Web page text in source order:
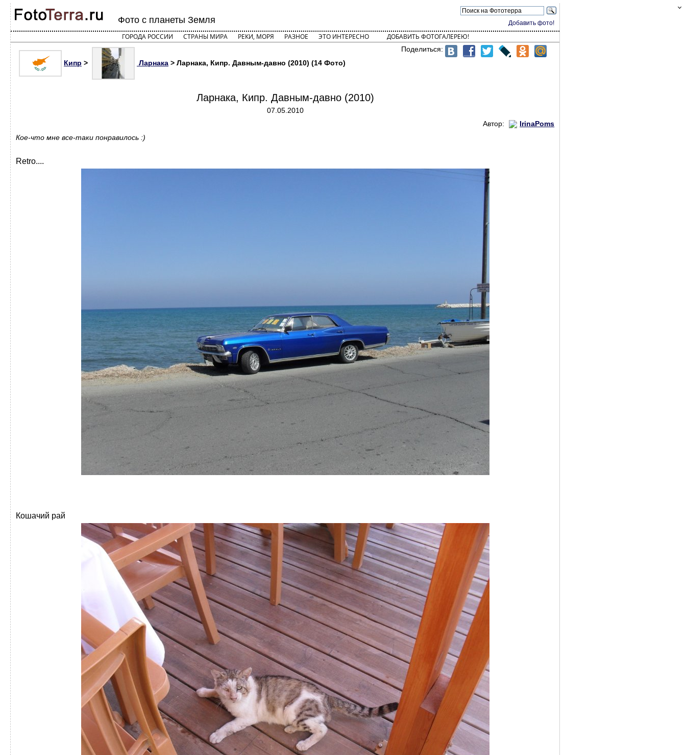
Добавить фото!
Фото с планеты Земля
ГОРОДА РОССИИ СТРАНЫ МИРА РЕКИ, МОРЯ РАЗНОЕ ЭТО ИНТЕРЕСНО ДОБАВИТЬ ФОТОГАЛЕРЕЮ!
Поделиться:
Кипр > Ларнака > Ларнака, Кипр. Давным-давно (2010) (14 Фото)
Ларнака, Кипр. Давным-давно (2010)
07.05.2010
Автор:
IrinaPoms
Кое-что мне все-таки понравилось :)
Retro....
Кошачий рай